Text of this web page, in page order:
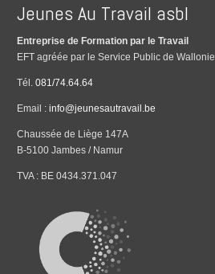
Jeunes Au Travail asbl
Entreprise de Formation par le Travail
EFT agréée par le Service Public de Wallonie
Tél.081/74.64.64
Email :info@jeunesautravail.be
Chaussée de Liège 147A
B-5100 Jambes / Namur
TVA : BE 0434.371.047